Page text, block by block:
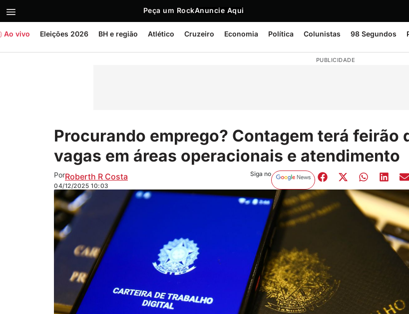
Peça um RockAnuncie Aqui
Ao vivo Eleições 2026 BH e região Atlético Cruzeiro Economia Política Colunistas 98 Segundos
PUBLICIDADE
Procurando emprego? Contagem terá feirão
vagas em áreas operacionais e atendimento
PorRoberth R Costa
04/12/2025 10:03
Siga no